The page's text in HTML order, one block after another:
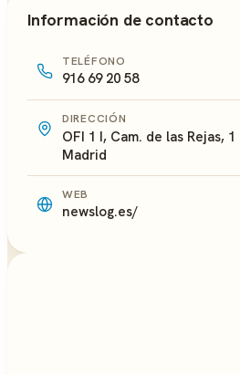
Información de contacto
TELÉFONO
916 69 20 58
DIRECCIÓN
OFI 1 I, Cam. de las Rejas,
Madrid
WEB
newslog.es/